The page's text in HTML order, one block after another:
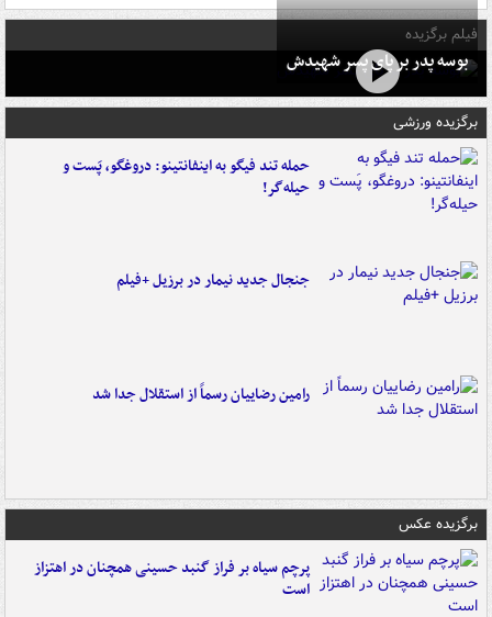
فیلم برگزیده
بوسه‌ پدر بر پای پسر شهیدش
برگزیده ورزشی
حمله تند فیگو به اینفانتینو: دروغگو، پَست‌ و
حیله‌گر!
جنجال جدید نیمار در برزیل +فیلم
رامین رضاییان رسماً از استقلال جدا شد
برگزیده عکس
پرچم سیاه بر فراز گنبد حسینی همچنان در اهتزاز
است